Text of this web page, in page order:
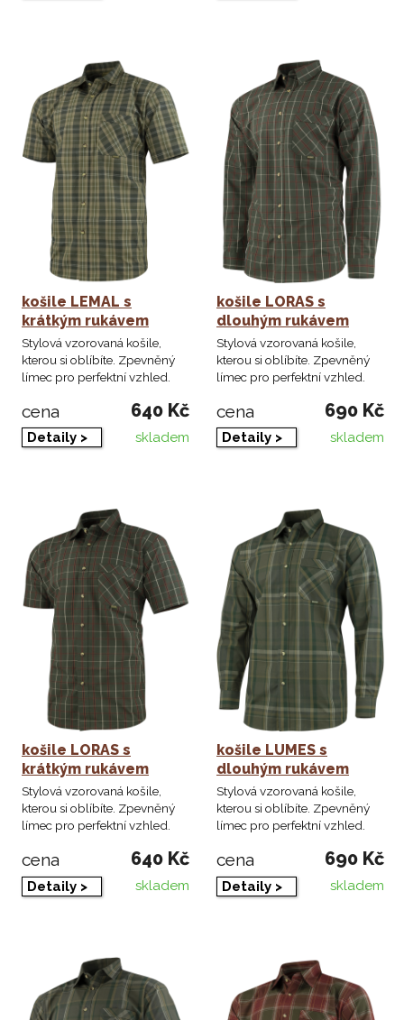
košile LEMAL s
krátkým rukávem
Stylová vzorovaná košile,
kterou si oblíbíte. Zpevněný
límec pro perfektní vzhled.
cena 640 Kč
Detaily > skladem
košile LORAS s
dlouhým rukávem
Stylová vzorovaná košile,
kterou si oblíbíte. Zpevněný
límec pro perfektní vzhled.
cena 690 Kč
Detaily > skladem
košile LORAS s
krátkým rukávem
Stylová vzorovaná košile,
kterou si oblíbíte. Zpevněný
límec pro perfektní vzhled.
cena 640 Kč
Detaily > skladem
košile LUMES s
dlouhým rukávem
Stylová vzorovaná košile,
kterou si oblíbíte. Zpevněný
límec pro perfektní vzhled.
cena 690 Kč
Detaily > skladem